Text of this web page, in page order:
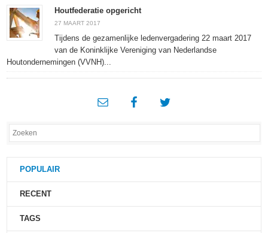
Houtfederatie opgericht
27 MAART 2017
Tijdens de gezamenlijke ledenvergadering 22 maart 2017
van de Koninklijke Vereniging van Nederlandse
Houtondernemingen (VVNH)...
POPULAIR
RECENT
TAGS